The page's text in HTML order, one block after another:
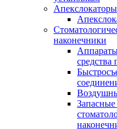
Апекслокаторы
наконечники
средства
Запасные